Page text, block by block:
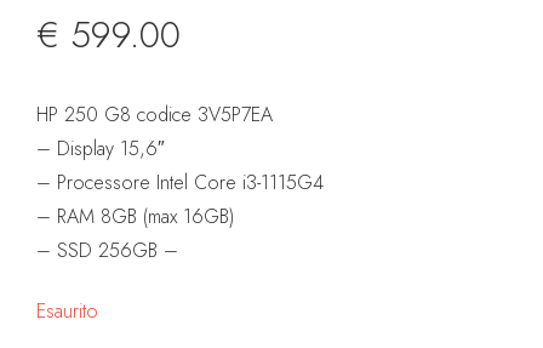
€ 599.00
HP 250 G8 codice 3V5P7EA
– Display 15,6″
– Processore Intel Core i3-1115G4
– RAM 8GB (max 16GB)
– SSD 256GB –
Esaurito